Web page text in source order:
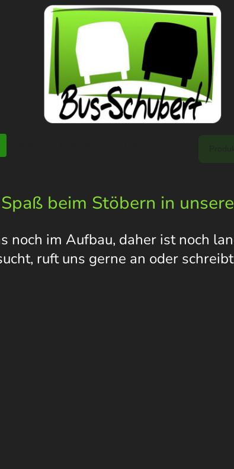
beim Stöbern in
noch im Aufbau, daher ist noch
ruft uns gerne an oder